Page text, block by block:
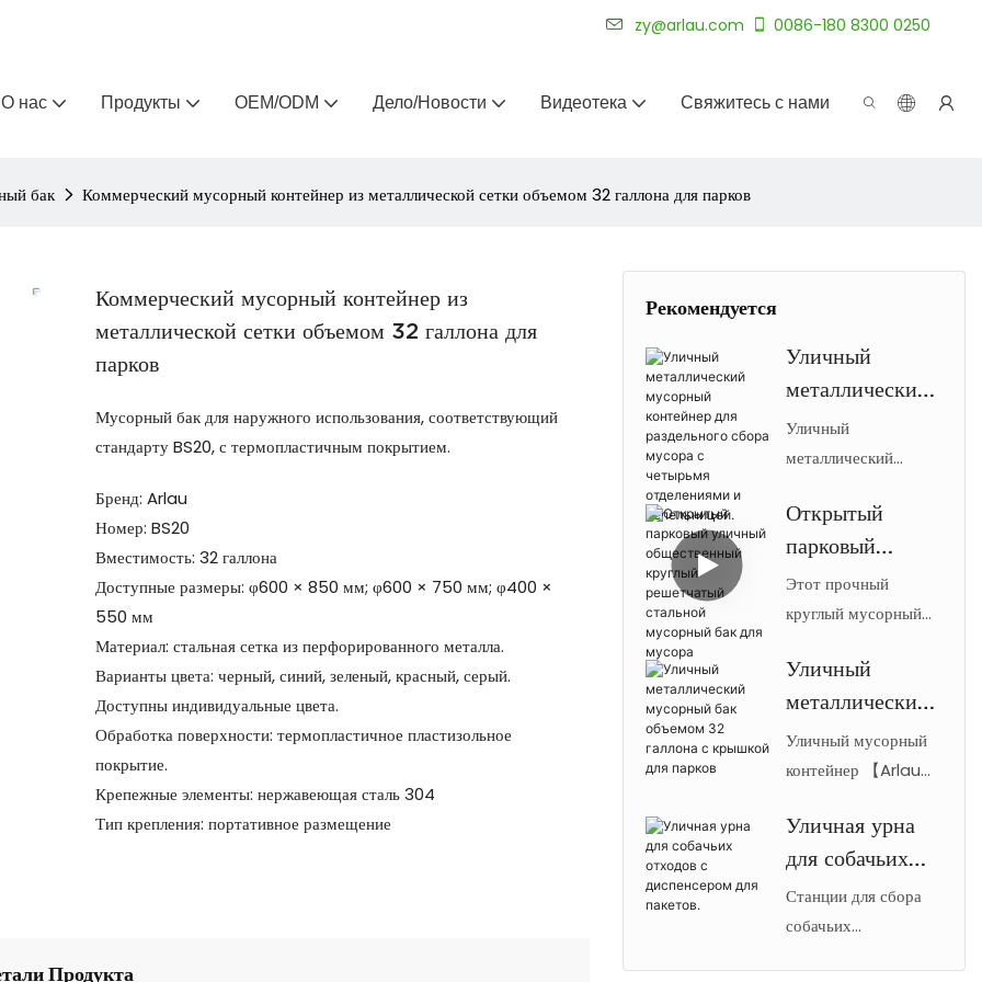
zy@arlau.com 0086-180 8300 0250
О нас Продукты OEM/ODM Дело/Новости Видеотека Свяжитесь с нами
бак Коммерческий мусорный контейнер из металлической сетки объемом 32 галлона для парков
Коммерческий мусорный контейнер из
металлической сетки объемом 32 галлона для
парков
Мусорный бак для наружного использования, соответствующий
стандарту BS20, с термопластичным покрытием.
Бренд: Arlau
Номер: BS20
Вместимость: 32 галлона
Доступные размеры: φ600 × 850 мм; φ600 × 750 мм; φ400 ×
550 мм
Материал: стальная сетка из перфорированного металла.
Варианты цвета: черный, синий, зеленый, красный, серый.
Доступны индивидуальные цвета.
Обработка поверхности: термопластичное пластизольное
покрытие.
Крепежные элементы: нержавеющая сталь 304
Тип крепления: портативное размещение
Продукта
Рекомендуется
Уличный
металлический
мусорный
контейнер для
сбора мусора с
четырьмя
отделениями и
пепельницей.
Уличный
металлический
с 4 категориями для
раздельного сбора
мусора,
изготовленный из
с порошковым
покрытием,
запирающимися
дверцами и четырьмя
предназначен для
общественных мест.
Открытый
парковый
уличный
общественный
решетчатый
стальной
мусорный бак
для мусора
Этот прочный
круглый мусорный
галлонов имеет
цельносварную
стальную
конструкцию,
длительный срок
службы в
местах.
Изготовленный
компанией Arlau, бак
Уличный
металлический
мусорный бак
объемом 32
крышкой для
парков
Уличный мусорный
контейнер 【Arlau】
имеет внешний
корпус из
перфорированной
металлической сетки
термопластичным
Уличная урна
для собачьих
отходов с
диспенсером
Станции для сбора
собачьих